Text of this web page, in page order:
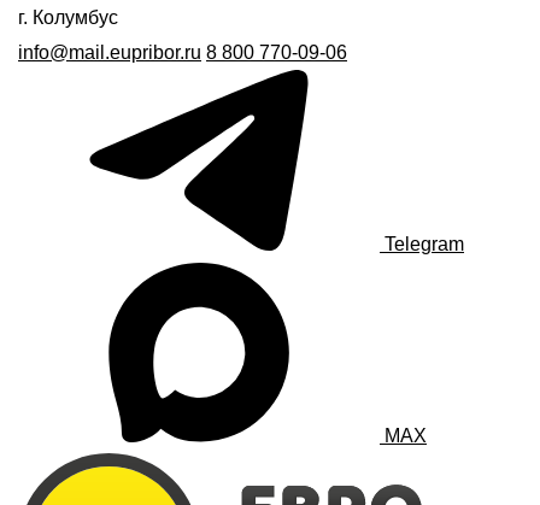
г. Колумбус
info@mail.eupribor.ru 8 800 770-09-06
Telegram
MAX